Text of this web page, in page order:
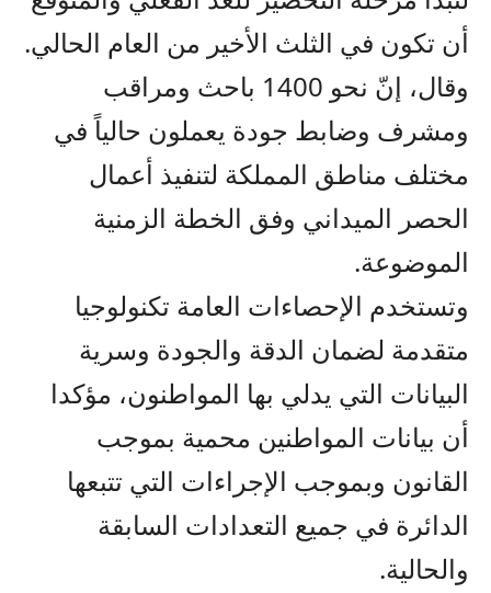
أن تكون في الثلث الأخير من العام الحالي.
وقال، إنّ نحو 1400 باحث ومراقب
ومشرف وضابط جودة يعملون حالياً في
مختلف مناطق المملكة لتنفيذ أعمال
الحصر الميداني وفق الخطة الزمنية
الموضوعة.
وتستخدم الإحصاءات العامة تكنولوجيا
متقدمة لضمان الدقة والجودة وسرية
البيانات التي يدلي بها المواطنون، مؤكدا
أن بيانات المواطنين محمية بموجب
القانون وبموجب الإجراءات التي تتبعها
الدائرة في جميع التعدادات السابقة
والحالية.